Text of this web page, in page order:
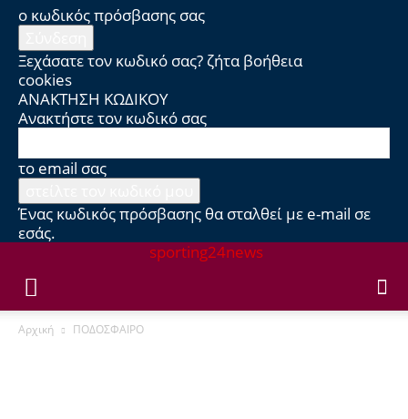
ο κωδικός πρόσβασης σας
Ξεχάσατε τον κωδικό σας? ζήτα βοήθεια
cookies
ΑΝΑΚΤΗΣΗ ΚΩΔΙΚΟΥ
Ανακτήστε τον κωδικό σας
το email σας
Ένας κωδικός πρόσβασης θα σταλθεί με e-mail σε
εσάς.
sporting24news
Αρχική ΠΟΔΟΣΦΑΙΡΟ